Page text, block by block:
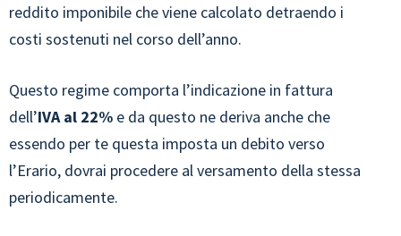
reddito imponibile che viene calcolato detraendo i
costi sostenuti nel corso dell’anno.
Questo regime comporta l’indicazione in fattura
dell’IVA al 22% e da questo ne deriva anche che
essendo per te questa imposta un debito verso
l’Erario, dovrai procedere al versamento della stessa
periodicamente.